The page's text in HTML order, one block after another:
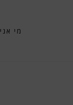
מי אני